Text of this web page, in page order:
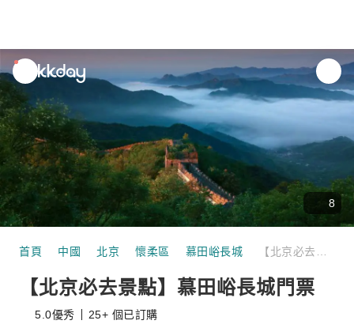
unread
notifications
8
首頁 中國 北京 懷柔區 慕田峪長城
【北京必去景點】慕田峪長城門票
5.0優秀 25+ 個已訂購